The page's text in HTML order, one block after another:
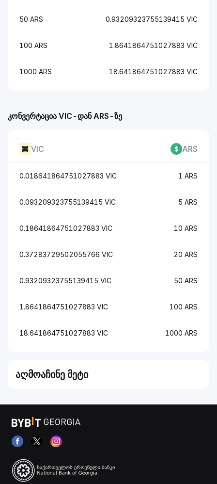
კონვერტაცია VIC-დან ARS-ზე
VIC ARS
0.018641864751027883 VIC 1 ARS
0.093209323755139415 VIC 5 ARS
0.18641864751027883 VIC 10 ARS
0.37283729502055766 VIC 20 ARS
0.93209323755139415 VIC 50 ARS
1.8641864751027883 VIC 100 ARS
18.641864751027883 VIC 1000 ARS
50 ARS 0.93209323755139415 VIC
100 ARS 1.8641864751027883 VIC
1000 ARS 18.641864751027883 VIC
აღმოაჩინე მეტი